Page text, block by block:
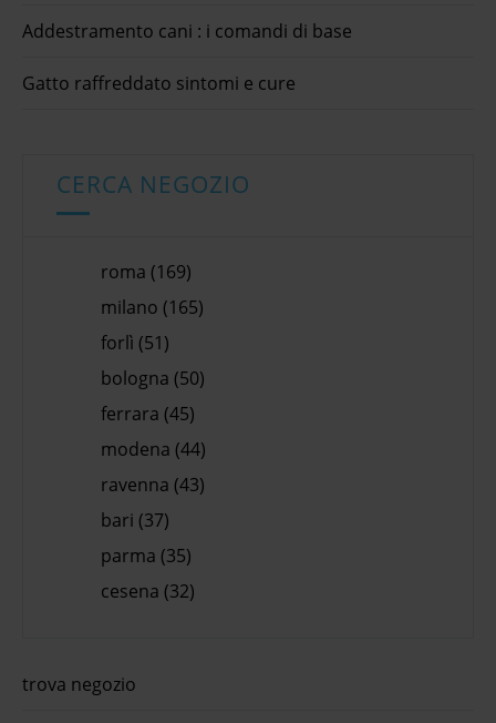
Addestramento cani : i comandi di base
Gatto raffreddato sintomi e cure
CERCA NEGOZIO
roma (169)
milano (165)
forlì (51)
bologna (50)
ferrara (45)
modena (44)
ravenna (43)
bari (37)
parma (35)
cesena (32)
trova negozio